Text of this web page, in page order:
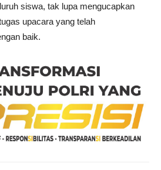
siswa, tak lupa mengucapkan
upacara yang telah
baik.